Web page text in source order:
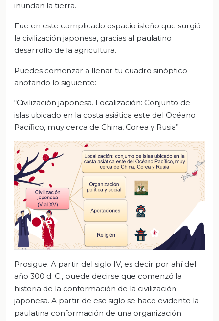
inundan la tierra.
Fue en este complicado espacio isleño que surgió
la civilización japonesa, gracias al paulatino
desarrollo de la agricultura.
Puedes comenzar a llenar tu cuadro sinóptico
anotando lo siguiente:
“Civilización japonesa. Localización: Conjunto de
islas ubicado en la costa asiática este del Océano
Pacífico, muy cerca de China, Corea y Rusia”
Prosigue. A partir del siglo IV, es decir por ahí del
año 300 d. C., puede decirse que comenzó la
historia de la conformación de la civilización
japonesa. A partir de ese siglo se hace evidente la
paulatina conformación de una organización